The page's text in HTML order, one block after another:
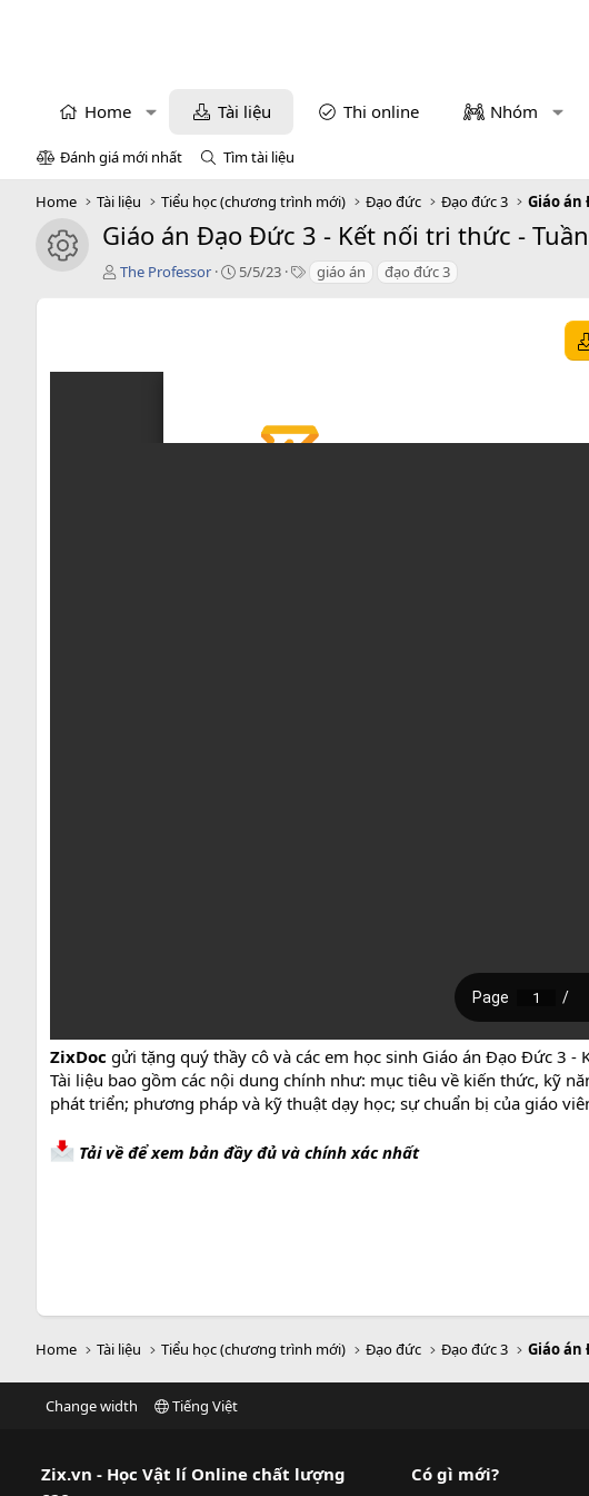
Home Tài liệu Thi online Nhóm
Đánh giá mới nhất Tìm tài liệu
Home Tài liệu Tiểu học (chương trình mới) Đạo đức Đạo đức 3 Giáo án
icon tài liệu
Giáo án Đạo Đức 3 - Kết nối tri thức -
T
ả
The Professor
C
5/5/23
T giáo án đạo đức 3
ZixDoc gửi tặng quý thầy cô và các em học sinh Giáo án Đạo Đức 3
Tài liệu bao gồm các nội dung chính như: mục tiêu về kiến thức, kỹ
phát triển; phương pháp và kỹ thuật dạy học; sự chuẩn bị của giáo
Tải về để xem bản đầy đủ và chính xác nhất
Home Tài liệu Tiểu học (chương trình mới) Đạo đức Đạo đức 3 Giáo án
Change width Tiếng Việt
Zix.vn - Học Vật lí Online chất lượng
Có gì mới?